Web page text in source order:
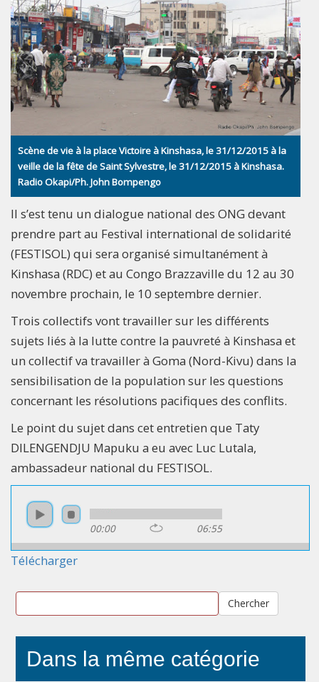
Scène de vie à la place Victoire à Kinshasa, le 31/12/2015 à la
veille de la fête de Saint Sylvestre, le 31/12/2015 à Kinshasa.
Radio Okapi/Ph. John Bompengo
Il s’est tenu un dialogue national des ONG devant
prendre part au Festival international de solidarité
(FESTISOL) qui sera organisé simultanément à
Kinshasa (RDC) et au Congo Brazzaville du 12 au 30
novembre prochain, le 10 septembre dernier.
Trois collectifs vont travailler sur les différents
sujets liés à la lutte contre la pauvreté à Kinshasa et
un collectif va travailler à Goma (Nord-Kivu) dans la
sensibilisation de la population sur les questions
concernant les résolutions pacifiques des conflits.
Le point du sujet dans cet entretien que Taty
DILENGENDJU Mapuku a eu avec Luc Lutala,
ambassadeur national du FESTISOL.
00:00 06:55
Télécharger
Chercher
Dans la même catégorie